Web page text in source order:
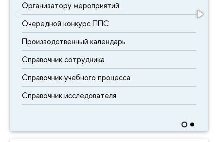
Организатору мероприятий
Очередной конкурс ППС
Производственный календарь
Справочник сотрудника
Справочник учебного процесса
Справочник исследователя